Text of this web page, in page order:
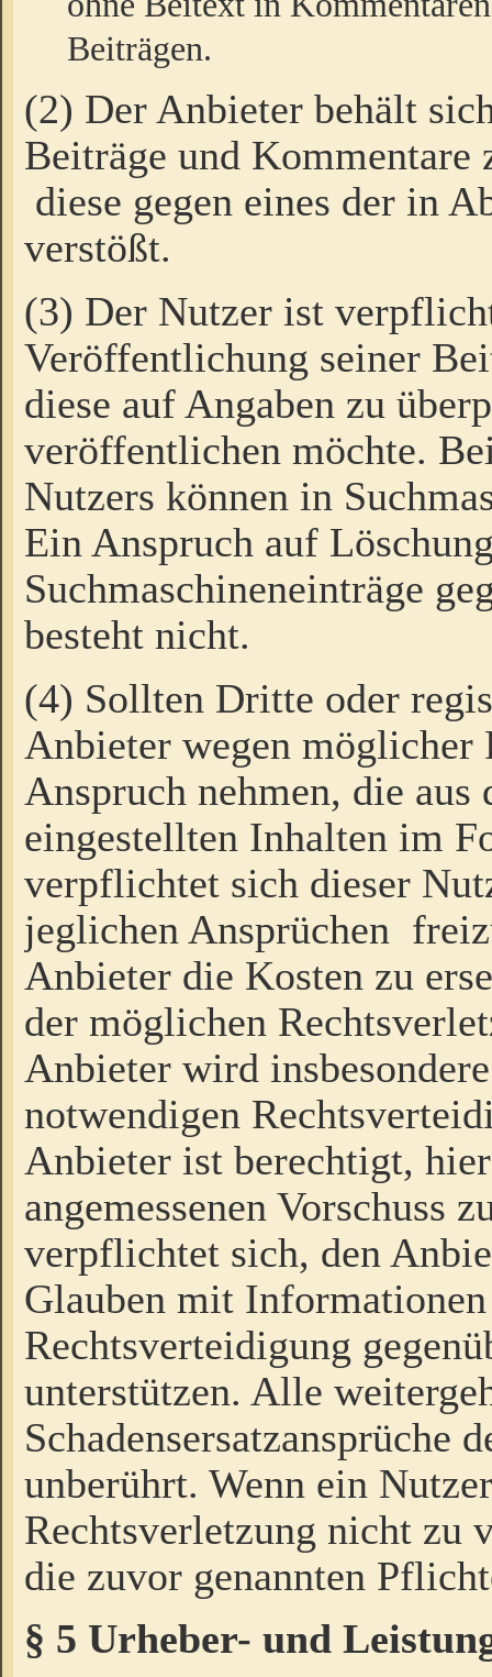
Beiträgen.
(2) Der Anbieter behält
Beiträge und Kommentare
diese gegen eines der in
verstößt.
(3) Der Nutzer ist
Veröffentlichung seiner
diese auf Angaben zu
veröffentlichen möchte.
Nutzers können in
Ein Anspruch auf
Suchmaschineneinträge
besteht nicht.
(4) Sollten Dritte oder
Anbieter wegen möglicher
Anspruch nehmen, die
eingestellten Inhalten im
verpflichtet sich dieser
jeglichen Ansprüchen
Anbieter die Kosten zu
der möglichen
Anbieter wird
notwendigen
Anbieter ist berechtigt,
angemessenen Vorschuss
verpflichtet sich, den
Glauben mit
Rechtsverteidigung
unterstützen. Alle
Schadensersatzansprüche
unberührt. Wenn ein
Rechtsverletzung nicht zu
die zuvor genannten
§ 5 Urheber- und